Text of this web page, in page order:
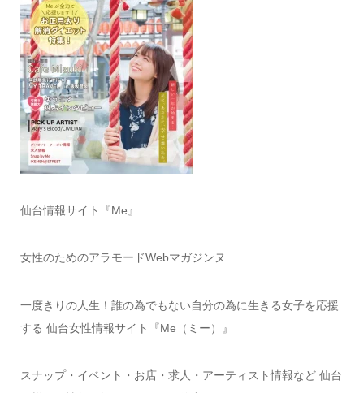
仙台情報サイト『Me』
女性のためのアラモードWebマガジンヌ
一度きりの人生！誰の為でもない自分の為に生きる女子を応援
する 仙台女性情報サイト『Me（ミー）』
スナップ・イベント・お店・求人・アーティスト情報など 仙台